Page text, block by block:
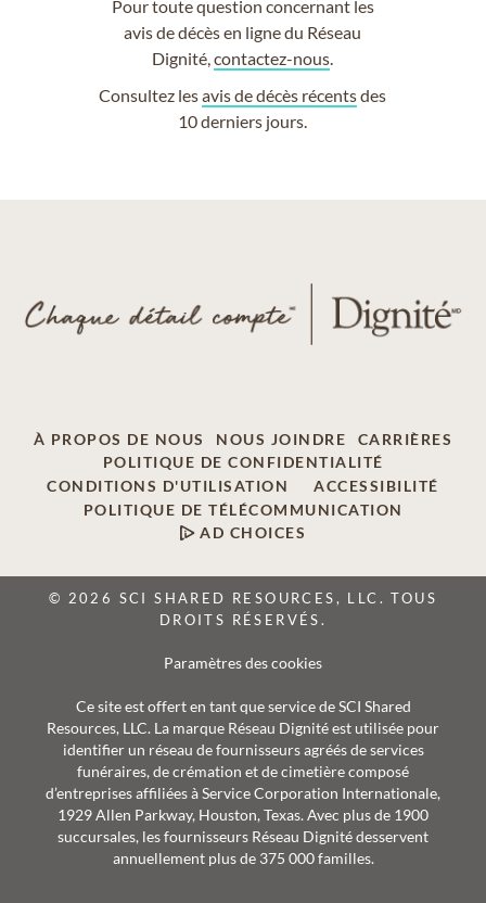
Pour toute question concernant les
avis de décès en ligne du Réseau
Dignité,contactez-nous
Consultez lesavis de décès récentsdes
10 derniers jours.
À PROPOS DE NOUS NOUS JOINDRE
CARRIÈRES
POLITIQUE DE CONFIDENTIALITÉ
CONDITIONS D'UTILISATION
ACCESSIBILITÉ
POLITIQUE DE TÉLÉCOMMUNICATION
AD CHOICES
© 2026 SCI SHARED RESOURCES, LLC. TOUS
DROITS RÉSERVÉS.
Paramètres des cookies
Ce site est offert en tant que service de SCI Shared
Resources, LLC. La marque Réseau Dignité est utilisée pour
identifier un réseau de fournisseurs agréés de services
funéraires, de crémation et de cimetière composé
d’entreprises affiliées à Service Corporation Internationale,
1929 Allen Parkway, Houston, Texas. Avec plus de 1900
succursales, les fournisseurs Réseau Dignité desservent
annuellement plus de 375 000 familles.